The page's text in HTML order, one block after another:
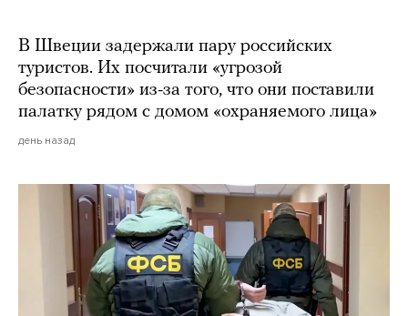
В Швеции задержали пару российских
туристов. Их посчитали «угрозой
безопасности» из-за того, что они поставили
палатку рядом с домом «охраняемого лица»
день назад